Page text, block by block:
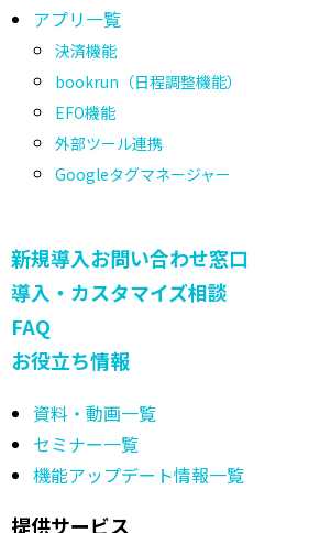
アプリ一覧
決済機能
bookrun（日程調整機能）
EFO機能
外部ツール連携
Googleタグマネージャー
新規導入お問い合わせ窓口
導入・カスタマイズ相談
FAQ
お役立ち情報
資料・動画一覧
セミナー一覧
機能アップデート情報一覧
提供サービス